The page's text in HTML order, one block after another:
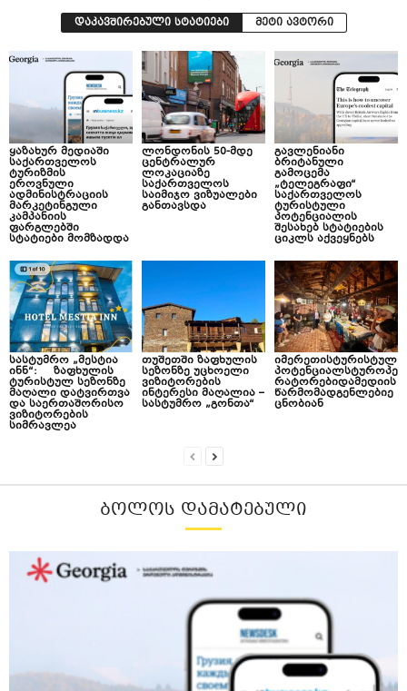
დაკავშირებული სტატიები მეტი ავტორი
ყაზახურ მედიაში
საქართველოს
ტურიზმის
ეროვნული
ადმინისტრაციის
მარკეტინგული
კამპანიის
ფარგლებში
სტატიები მომზადდა
ლონდონის 50-მდე
ცენტრალურ
ლოკაციაზე
საქართველოს
საიმიჯო ვიზუალები
განთავსდა
გავლენიანი
ბრიტანული
გამოცემა
„ტელეგრაფი“
საქართველოს
ტურისტული
პოტენციალის
შესახებ სტატიების
ციკლს აქვეყნებს
სასტუმრო „მესტია
ინნ“: ზაფხულის
ტურისტულ სეზონზე
მაღალი დატვირთვა
და საერთაშორისო
ვიზიტორების
სიმრავლეა
თუშეთში ზაფხულის
სეზონზე უცხოელი
ვიზიტორების
ინტერესი მაღალია –
სასტუმრო „გონთა“
იმერეთისტურისტულ
პოტენციალსტუროპე
რატორებიდამედიის
წარმომადგენლებიე
ცნობიან
ᲑᲝᲚᲝᲡ ᲓᲐᲛᲐᲢᲔᲑᲣᲚᲘ